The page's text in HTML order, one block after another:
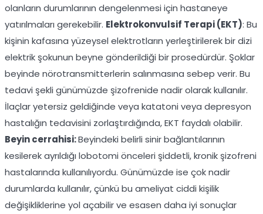
olanların durumlarının dengelenmesi için hastaneye
yatırılmaları gerekebilir. Elektrokonvulsif Terapi (EKT): Bu
kişinin kafasına yüzeysel elektrotların yerleştirilerek bir dizi
elektrik şokunun beyne gönderildiği bir prosedürdür. Şoklar
beyinde nörotransmitterlerin salınmasına sebep verir. Bu
tedavi şekli günümüzde şizofrenide nadir olarak kullanılır.
İlaçlar yetersiz geldiğinde veya katatoni veya depresyon
hastalığın tedavisini zorlaştırdığında, EKT faydalı olabilir.
Beyin cerrahisi:Beyindeki belirli sinir bağlantılarının
kesilerek ayrıldığı lobotomi önceleri şiddetli, kronik şizofreni
hastalarında kullanılıyordu. Günümüzde ise çok nadir
durumlarda kullanılır, çünkü bu ameliyat ciddi kişilik
değişikliklerine yol açabilir ve esasen daha iyi sonuçlar